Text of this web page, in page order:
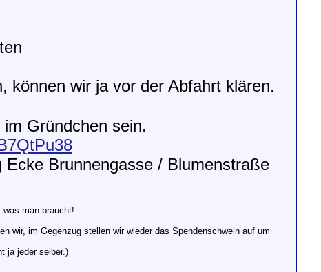
können wir ja vor der Abfahrt klären.
Gründchen sein.
Brunnengasse / Blumenstraße
man braucht!
wir, im Gegenzug stellen wir wieder das Spendenschwein auf um
ja jeder selber.)